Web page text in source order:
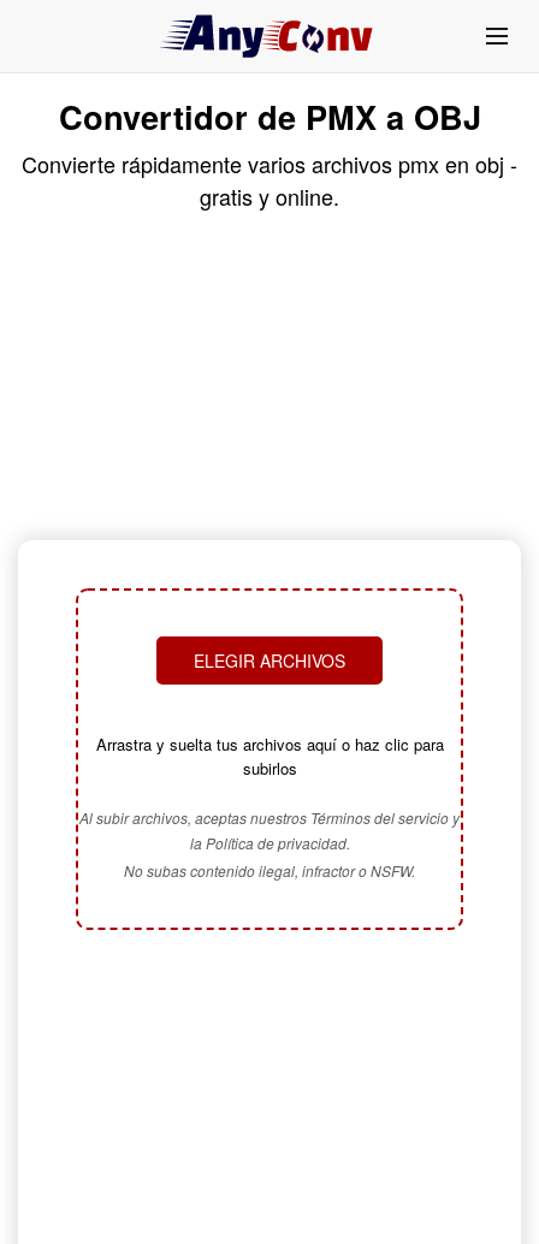
Convertidor de PMX a OBJ
Convierte rápidamente varios archivos pmx en obj -
gratis y online.
ELEGIR ARCHIVOS
Arrastra y suelta tus archivos aquí o haz clic para
subirlos
Al subir archivos, aceptas nuestros Términos del servicio y
la Política de privacidad.
No subas contenido ilegal, infractor o NSFW.